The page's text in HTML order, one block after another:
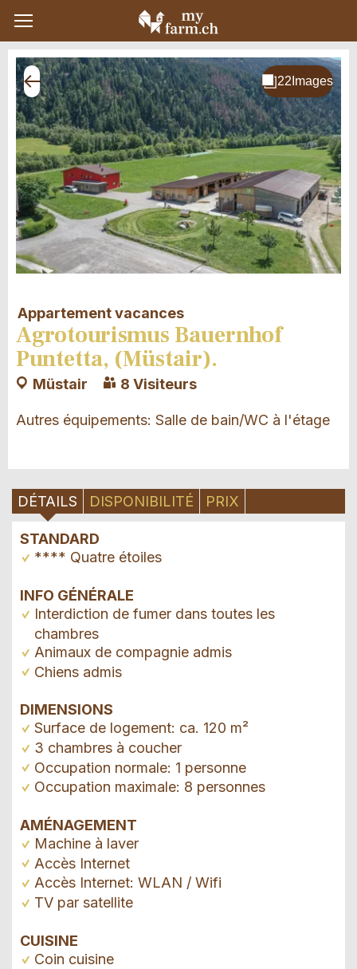
Appartement vacances
Agrotourismus Bauernhof
Puntetta, (Müstair).
Müstair 8 Visiteurs
Autres équipements: Salle de bain/WC à l'étage
DÉTAILS DISPONIBILITÉ PRIX
STANDARD
**** Quatre étoiles
INFO GÉNÉRALE
Interdiction de fumer dans toutes les
chambres
Animaux de compagnie admis
Chiens admis
DIMENSIONS
Surface de logement: ca. 120 m²
3 chambres à coucher
Occupation normale: 1 personne
Occupation maximale: 8 personnes
AMÉNAGEMENT
Machine à laver
Accès Internet
Accès Internet: WLAN / Wifi
TV par satellite
CUISINE
Coin cuisine